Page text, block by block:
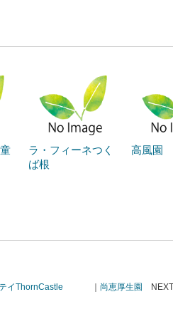
ラ・フィーネつく
ば根
高風園
イThornCastle ｜ 尚恵厚生園